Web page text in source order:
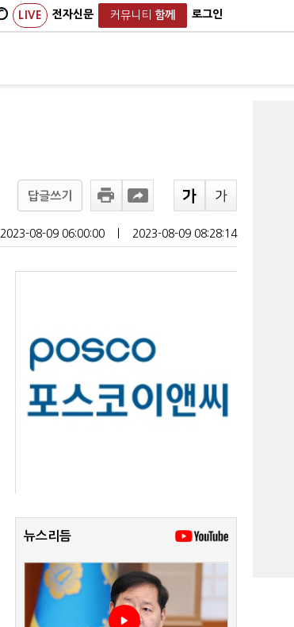
LIVE 전자신문 커뮤니티 함께 로그인
답글쓰기
2023-08-09 06:00:00 2023-08-09 08:28:14
뉴스리듬